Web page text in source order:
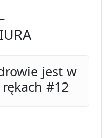
jest w
#12